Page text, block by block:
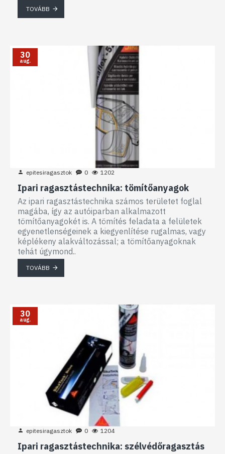
TOVÁBB
30
aug.
epitesiragasztok 0 1202
Ipari ragasztástechnika: tömítőanyagok
Az ipari ragasztástechnika számos területet foglal
magába, így az autóiparban alkalmazott
tömítőanyagokét is. A tömítés feladata a felületek
egyenetlenségeinek a kiegyenlítése rugalmas, vagy
képlékeny alakváltozással; a tömítőanyagoknak
tehát úgymond..
TOVÁBB
30
aug.
epitesiragasztok 0 1204
Ipari ragasztástechnika: szélvédőragasztás